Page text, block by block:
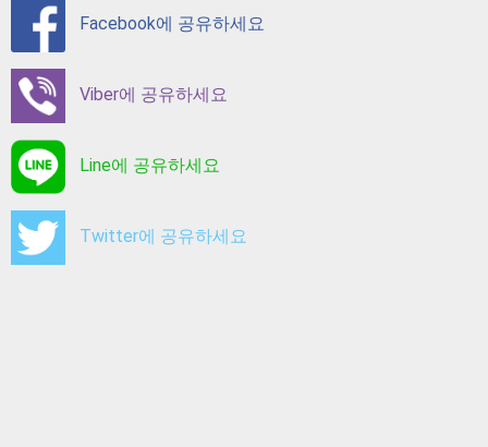
Facebook에 공유하세요
Viber에 공유하세요
Line에 공유하세요
Twitter에 공유하세요